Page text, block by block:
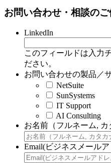
お問い合わせ・相談の
LinkedIn
このフィールドは入力
ださい。
お問い合わせの製品／
NetSuite
SunSystems
IT Support
AI Consulting
お名前（フルネーム, カ
Email(ビジネスメールア